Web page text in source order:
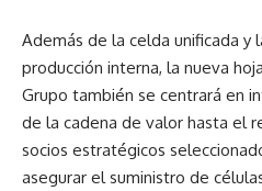
Además de la celda unificada y
producción interna, la nueva
Grupo también se centrará en
de la cadena de valor hasta el
socios estratégicos
asegurar el suministro de